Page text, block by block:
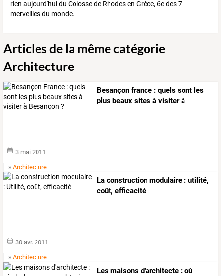
rien aujourd'hui du Colosse de Rhodes en Grèce, 6e des 7
merveilles du monde.
Articles de la même catégorie
Architecture
Besançon france : quels sont les
plus beaux sites à visiter à
3 mai 2011
»Architecture
La construction modulaire : utilité,
coût, efficacité
30 avr. 2011
»Architecture
Les maisons d'architecte : où